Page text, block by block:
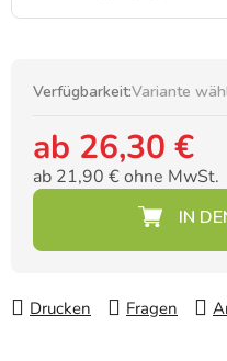
Verfügbarkeit:Variante
ab 26,30 €
ab 21,90 €ohne MwSt.
Drucken Fragen